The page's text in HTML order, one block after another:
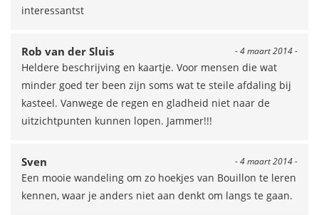
interessantst
- 4 maart 2014 -
Rob van der Sluis
Heldere beschrijving en kaartje. Voor mensen die wat
minder goed ter been zijn soms wat te steile afdaling bij
kasteel. Vanwege de regen en gladheid niet naar de
uitzichtpunten kunnen lopen. Jammer!!!
- 4 maart 2014 -
Sven
Een mooie wandeling om zo hoekjes van Bouillon te leren
kennen, waar je anders niet aan denkt om langs te gaan.